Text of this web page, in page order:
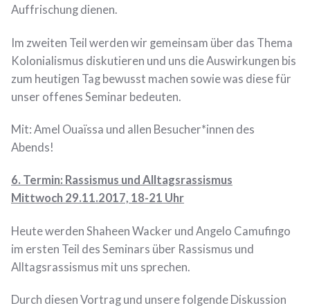
Auffrischung dienen.
Im zweiten Teil werden wir gemeinsam über das Thema
Kolonialismus diskutieren und uns die Auswirkungen bis
zum heutigen Tag bewusst machen sowie was diese für
unser offenes Seminar bedeuten.
Mit: Amel Ouaïssa und allen Besucher*innen des
Abends!
6. Termin: Rassismus und Alltagsrassismus
Mittwoch 29.11.2017, 18-21 Uhr
Heute werden Shaheen Wacker und Angelo Camufingo
im ersten Teil des Seminars über Rassismus und
Alltagsrassismus mit uns sprechen.
Durch diesen Vortrag und unsere folgende Diskussion